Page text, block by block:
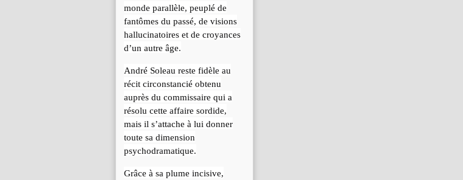
monde parallèle, peuplé de
fantômes du passé, de visions
hallucinatoires et de croyances
d’un autre âge.
André Soleau reste fidèle au
récit circonstancié obtenu
auprès du commissaire qui a
résolu cette affaire sordide,
mais il s’attache à lui donner
toute sa dimension
psychodramatique.
Grâce à sa plume incisive,